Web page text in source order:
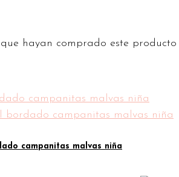
hayan comprado este
campanitas malvas niña